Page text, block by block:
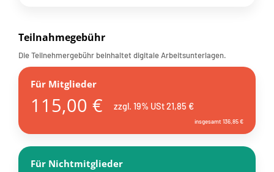
Teilnahmegebühr
Die Teilnehmergebühr beinhaltet digitale Arbeitsunterlagen.
Für Mitglieder
115,00 € zzgl. 19% USt 21,85 €
insgesamt 136,85 €
Für Nichtmitglieder